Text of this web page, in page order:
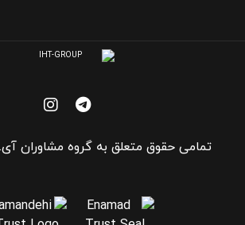
تمامی حقوق متعلق به گروه مشاوران